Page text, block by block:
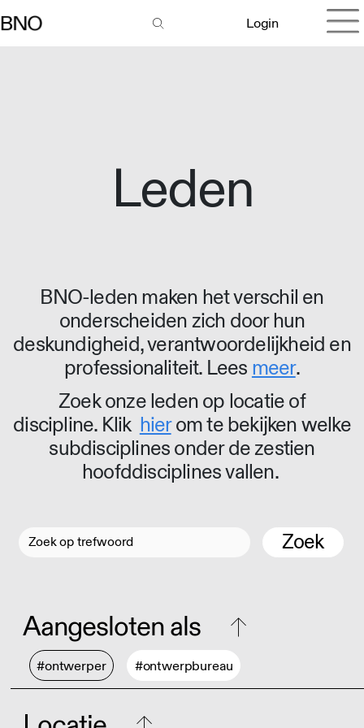
Login
Leden
BNO-leden maken het verschil en
onderscheiden zich door hun
deskundigheid, verantwoordelijkheid en
professionaliteit. Lees meer.
Zoek onze leden op locatie of
discipline. Klik hierom te bekijken welke
subdisciplines onder de zestien
hoofddisciplines vallen.
Zoek
Aangesloten als
#ontwerper #ontwerpbureau